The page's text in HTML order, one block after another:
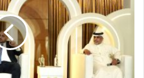
العمرانية
تطلق
مشروع
سكنى
بطابع